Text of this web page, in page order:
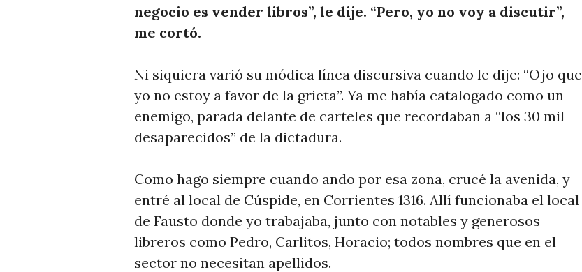
negocio es vender libros”, le dije. “Pero, yo no voy a discutir”,
me cortó.
Ni siquiera varió su módica línea discursiva cuando le dije: “Ojo que
yo no estoy a favor de la grieta”. Ya me había catalogado como un
enemigo, parada delante de carteles que recordaban a “los 30 mil
desaparecidos” de la dictadura.
Como hago siempre cuando ando por esa zona, crucé la avenida, y
entré al local de Cúspide, en Corrientes 1316. Allí funcionaba el local
de Fausto donde yo trabajaba, junto con notables y generosos
libreros como Pedro, Carlitos, Horacio; todos nombres que en el
sector no necesitan apellidos.